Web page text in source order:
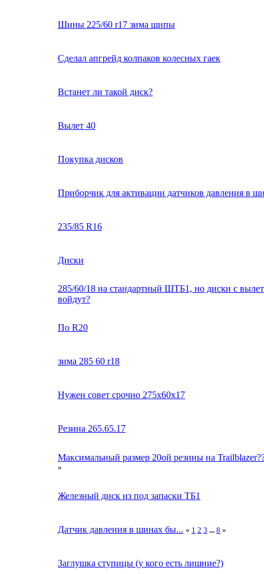
Шины 225/60 r17 зима шипы
Сделал апгрейд колпаков колесных гаек
Встанет ли такой диск?
Вылет 40
Покупка дисков
Приборчик для активации датчиков давления в
235/85 R16
Диски
285/60/18 на стандартный ШТБ1, но диски с
войдут?
По R20
зима 285 60 r18
Нужен совет срочно 275х60х17
Резина 265.65.17
Максимальный размер 20ой резины на
»
Железный диск из под запаски ТБ1
Датчик давления в шинах бы... « 1 2 3 ... 8 »
Заглушка ступицы (у кого есть лишние?)